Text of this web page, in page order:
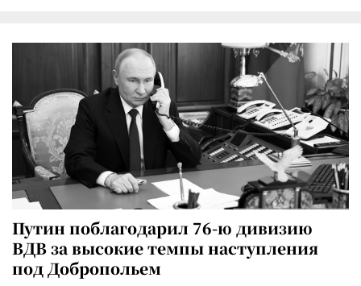
Путин поблагодарил 76-ю дивизию
ВДВ за высокие темпы наступления
под Добропольем